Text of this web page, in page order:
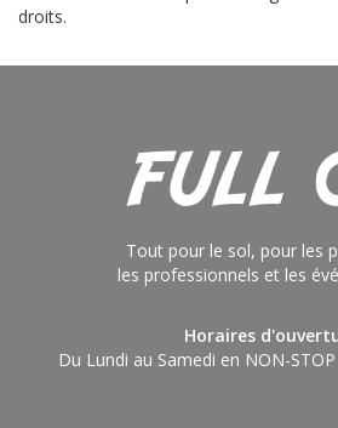
droits.
Tout pour le sol, pour les
les professionnels et les
Horaires
Du Lundi au Samedi en NON-